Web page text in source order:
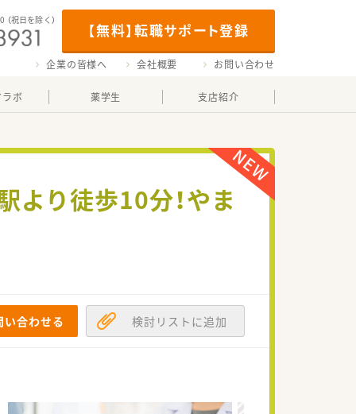
【無料】転職サポート登録
（祝日を除く）
企業の皆様へ 会社概要 お問い合わせ
ボ 薬学生 支店紹介
より徒歩10分！やま
い合わせる 検討リストに追加